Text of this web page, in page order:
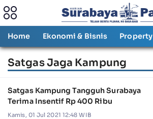
Home Ekonomi & Bisnis Property
Satgas Jaga Kampung
Satgas Kampung Tangguh Surabaya
Terima Insentif Rp 400 Ribu
Kamis, 01 Jul 2021 12:48 WIB